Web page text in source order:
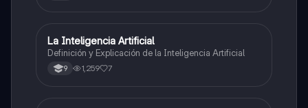
Tecnología e Informática
La Inteligencia Artificial
Definición y Explicación de la Inteligencia Artificial
9 1,259 7